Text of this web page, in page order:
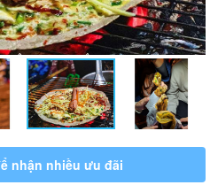
nhận nhiều ưu đãi